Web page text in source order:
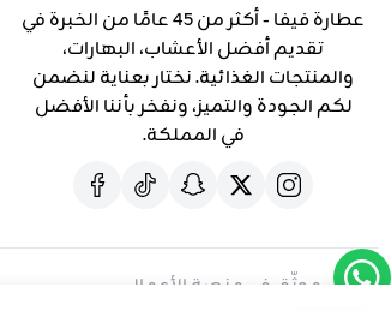
عطارة فيفا - أكثر من 45 عامًا من الخبرة في
تقديم أفضل الأعشاب، البهارات،
والمنتجات الغذائية. نختار بعناية لنضمن
لكم الجودة والتميز، ونفخر بأننا الأفضل
في المملكة.
موثّق في منصة الأعمال